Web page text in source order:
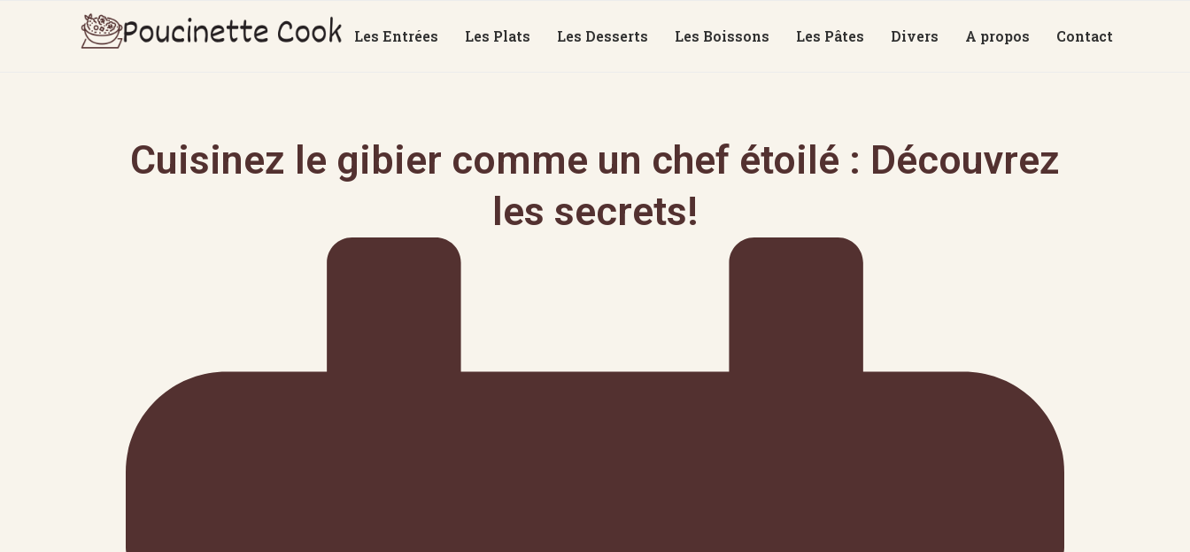
Les Entrées Les Plats Les Desserts Les Boissons Les Pâtes Divers A propos Contact
Cuisinez le gibier comme un chef étoilé : Découvrez
les secrets!